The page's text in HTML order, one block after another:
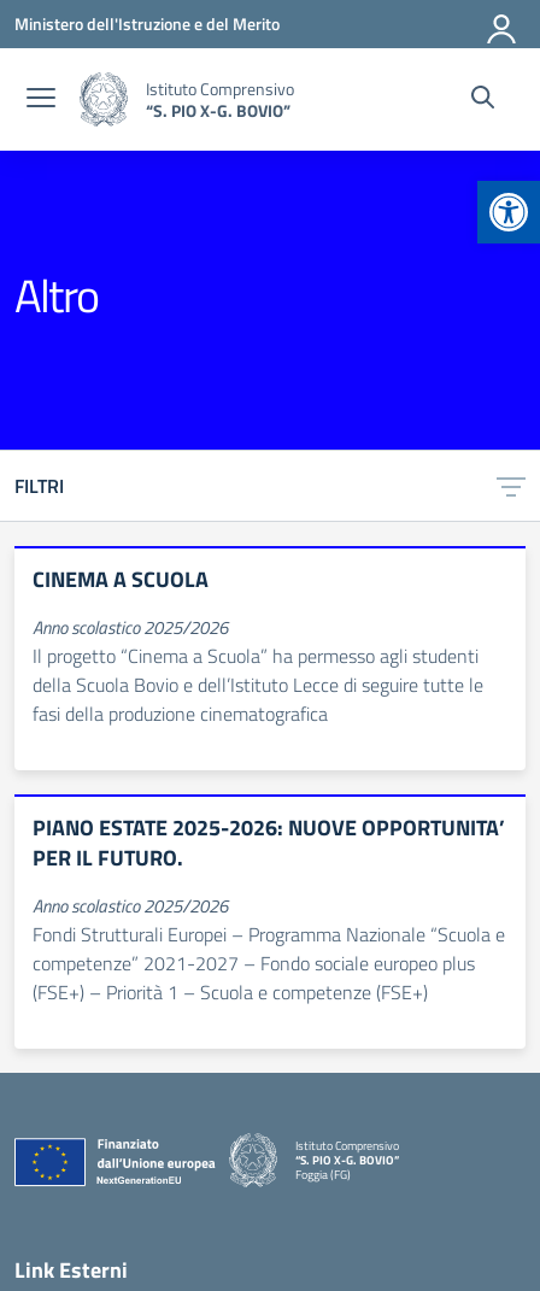
Vai ai contenuti
Vai al menu di navigazione
Vai al footer
Ministero dell'Istruzione e del Merito
Istituto Comprensivo
“S. PIO X-G. BOVIO”
Altro
FILTRI
CINEMA A SCUOLA
Anno scolastico 2025/2026
Il progetto “Cinema a Scuola” ha permesso agli studenti
della Scuola Bovio e dell’Istituto Lecce di seguire tutte le
fasi della produzione cinematografica
PIANO ESTATE 2025-2026: NUOVE OPPORTUNITA’
PER IL FUTURO.
Anno scolastico 2025/2026
Fondi Strutturali Europei – Programma Nazionale “Scuola e
competenze” 2021-2027 – Fondo sociale europeo plus
(FSE+) – Priorità 1 – Scuola e competenze (FSE+)
Istituto Comprensivo
“S. PIO X-G. BOVIO”
Foggia (FG)
— Visita la pagina iniziale della scuola
Link Esterni